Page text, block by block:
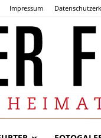
Impressum